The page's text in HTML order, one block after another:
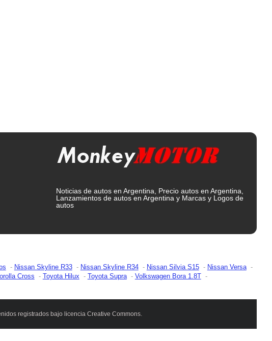
Noticias de autos en Argentina, Precio autos en Argentina,
Lanzamientos de autos en Argentina y Marcas y Logos de
autos
Nissan Skyline R33 Nissan Skyline R34 Nissan Silvia S15
Nissan Versa
Cross Toyota Hilux Toyota Supra
Volkswagen Bora 1.8T
registrados bajo licencia Creative Commons.